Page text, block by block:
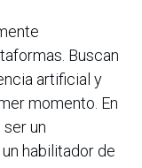
Buscan
artificial y
momento. En
un
habilitador de